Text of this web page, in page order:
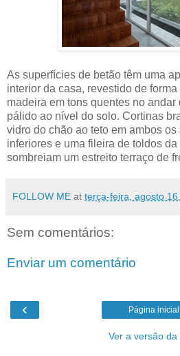
As superfícies de betão têm uma
interior da casa, revestido de
madeira em tons quentes no
pálido ao nível do solo. Cortinas
vidro do chão ao teto em ambos
inferiores e uma fileira de toldos
sombreiam um estreito terraço de
FOLLOW ME at terça-feira, agosto
Sem comentários:
Enviar um comentário
‹ Página inicial
Ver a versão da